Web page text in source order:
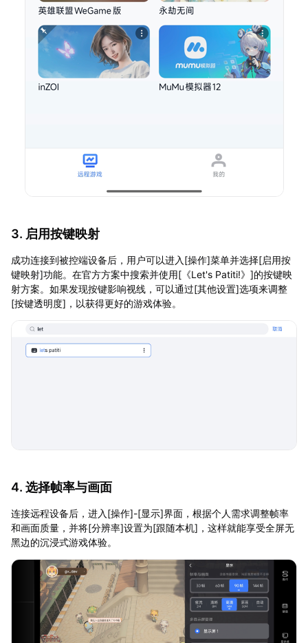
3. 启用按键映射
成功连接到被控端设备后，用户可以进入[操作]菜单并选择[启用按
键映射]功能。在官方方案中搜索并使用[《Let's Patiti!》]的按键映
射方案。如果发现按键影响视线，可以通过[其他设置]选项来调整
[按键透明度]，以获得更好的游戏体验。
4. 选择帧率与画面
连接远程设备后，进入[操作]-[显示]界面，根据个人需求调整帧率
和画面质量，并将[分辨率]设置为[跟随本机]，这样就能享受全屏无
黑边的沉浸式游戏体验。